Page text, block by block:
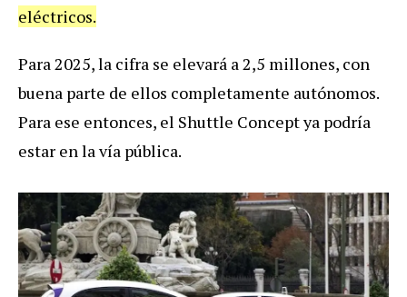
eléctricos.
Para 2025, la cifra se elevará a 2,5 millones, con
buena parte de ellos completamente autónomos.
Para ese entonces, el Shuttle Concept ya podría
estar en la vía pública.